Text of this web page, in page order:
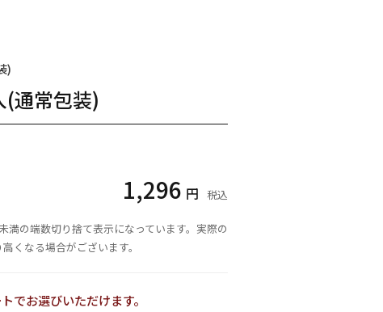
)
(通常包装)
1,296 円 税込
満の端数切り捨て表示になっています。実際の
くなる場合がございます。
でお選びいただけます。